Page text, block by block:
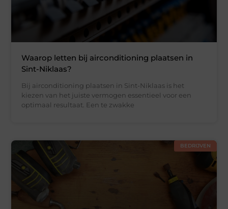
Waarop letten bij airconditioning plaatsen in
Sint-Niklaas?
Bij airconditioning plaatsen in Sint-Niklaas is het
kiezen van het juiste vermogen essentieel voor een
optimaal resultaat. Een te zwakke
BEDRIJVEN